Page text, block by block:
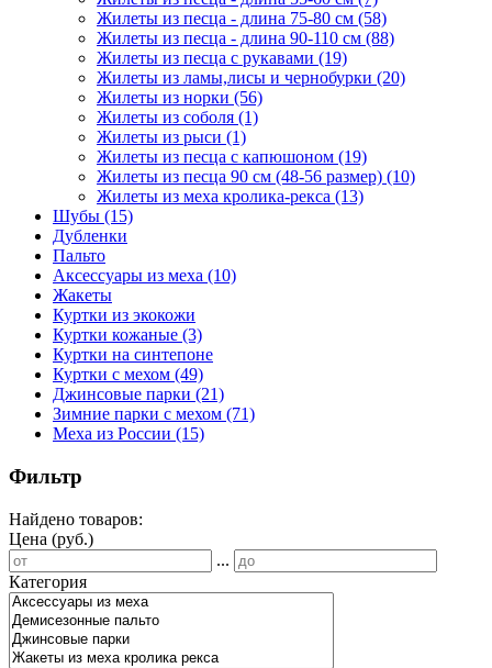
Жилеты из песца - длина 75-80 см (58)
Жилеты из песца - длина 90-110 см (88)
Жилеты из песца с рукавами (19)
Жилеты из ламы,лисы и чернобурки (20)
Жилеты из норки (56)
Жилеты из соболя (1)
Жилеты из рыси (1)
Жилеты из песца с капюшоном (19)
Жилеты из песца 90 см (48-56 размер) (10)
Жилеты из меха кролика-рекса (13)
Шубы (15)
Дубленки
Пальто
Аксессуары из меха (10)
Жакеты
Куртки из экокожи
Куртки кожаные (3)
Куртки на синтепоне
Куртки с мехом (49)
Джинсовые парки (21)
Зимние парки с мехом (71)
Меха из России (15)
Фильтр
Найдено товаров:
Цена (руб.)
...
Категория